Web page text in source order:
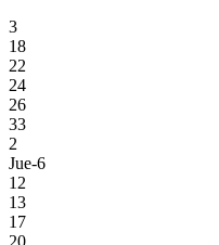
3
18
22
24
26
33
2
Jue-6
12
13
17
20